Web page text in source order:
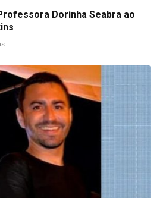
Dorinha Seabra ao